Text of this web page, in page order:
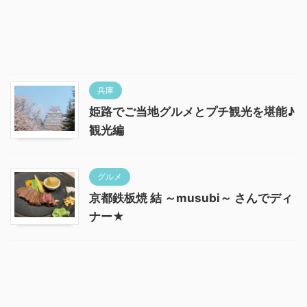
兵庫
姫路でご当地グルメとプチ観光を堪能♪
観光編
グルメ
京都鉄板焼 結 ～musubi～ さんでディ
ナー★